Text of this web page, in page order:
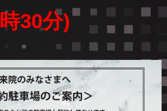
時30分)